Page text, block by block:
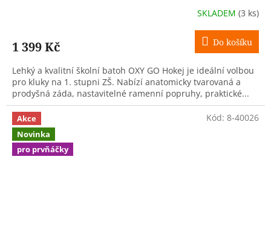
SKLADEM (3 ks)
1 399 Kč Do košíku
Lehký a kvalitní školní batoh OXY GO Hokej je ideální volbou
pro kluky na 1. stupni ZŠ. Nabízí anatomicky tvarovaná a
prodyšná záda, nastavitelné ramenní popruhy, praktické...
Akce
Novinka
pro prvňáčky
Kód: 8-40026